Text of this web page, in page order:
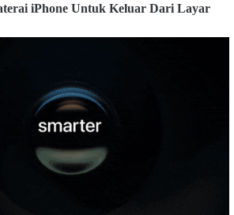
iPhone Untuk Keluar Dari Layar